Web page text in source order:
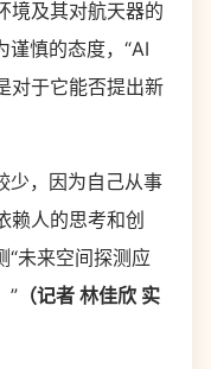
境及其对航天器的
谨慎的态度，“AI
对于它能否提出新
，因为自己从事
赖人的思考和创
“未来空间探测应
” （记者 林佳欣 实